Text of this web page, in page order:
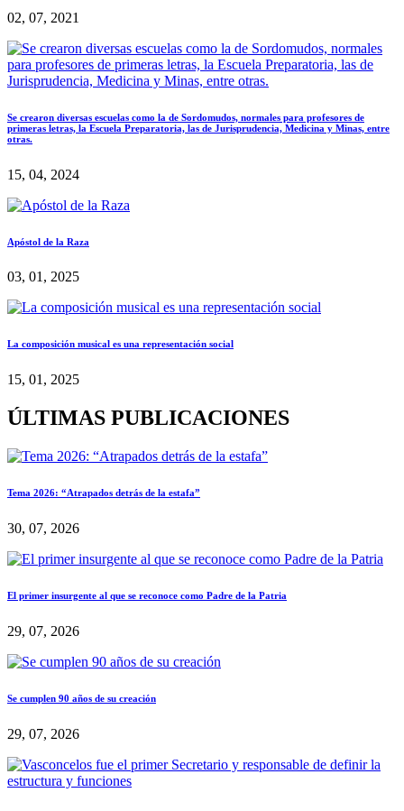
02, 07, 2021
Se crearon diversas escuelas como la de Sordomudos, normales para profesores de
primeras letras, la Escuela Preparatoria, las de Jurisprudencia, Medicina y Minas, entre
otras.
15, 04, 2024
Apóstol de la Raza
03, 01, 2025
La composición musical es una representación social
15, 01, 2025
ÚLTIMAS PUBLICACIONES
Tema 2026: “Atrapados detrás de la estafa”
30, 07, 2026
El primer insurgente al que se reconoce como Padre de la Patria
29, 07, 2026
Se cumplen 90 años de su creación
29, 07, 2026